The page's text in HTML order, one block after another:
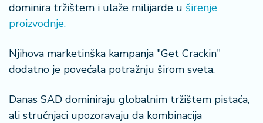
dominira tržištem i ulaže milijarde u širenje
proizvodnje.
Njihova marketinška kampanja "Get Crackin"
dodatno je povećala potražnju širom sveta.
Danas SAD dominiraju globalnim tržištem pistaća,
ali stručnjaci upozoravaju da kombinacija